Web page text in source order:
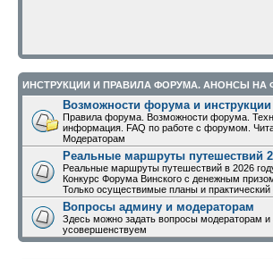
Южная Африка: Через Африку - от Эфиопии до
Франция: Летняя Франция: Париж, замки Луары,
Франция: Бретань на машине за 3 дня из Парижа:
Франция: Нормандия - яблоки, Жанна Д'Арк,
Молдова: Кишинёв, Приднестровье (май 2026)
Уганда Руанда Бурунди: Уганда - Lake Mburo,
Балканы: Босния и Герцеговина, чуть-чуть Сербии
Япония: Неправильный отчет о впечатлениях о
Исландия, Гренландия: Прикоснуться к Исландии
Китай: Китай: Спокойная поездка в конце апреля
Китай: Китай новогодний
Россия: Пляжный отдых на севере Дагестана: море,
Бразилия: Северный Пантанал, Игуасу, немного
Греция: Зимние тропы Эпира: бирюзовое
Италия: Лёгкие прогулки в Доломитах: Санта-Кроче,
Китай: Китайские хроники
Беларусь: Беларусь за 8 майских дней в 2026
Италия: Катиначчо летом: маршрут по Валь-ди-
Китай: Хуньчунь отдых и шопинг семьёй
ИНСТРУКЦИИ И ПРАВИЛА ФОРУМА. АНОНСЫ НА
Возможности форума и
Правила форума. Возможности форума.
информация. FAQ по работе с форумом.
Модераторам
Реальные маршруты путешествий
Реальные маршруты путешествий в 2026
Конкурс Форума Винского с денежным
Только осуществимые планы и
Вопросы админу и модераторам
Здесь можно задать вопросы модераторам и
усовершенствуем